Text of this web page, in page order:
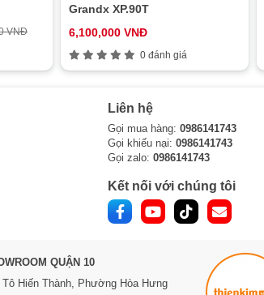
VNĐ
Grandx XP.90T
6,100,000 VNĐ
0 đánh giá
Liên hệ
Gọi mua hàng: 0986141743
Gọi khiếu nại: 0986141743
Gọi zalo: 0986141743
Kết nối với chúng tôi
QUẬN 10
Tô Hiến Thành, Phường Hòa Hưng